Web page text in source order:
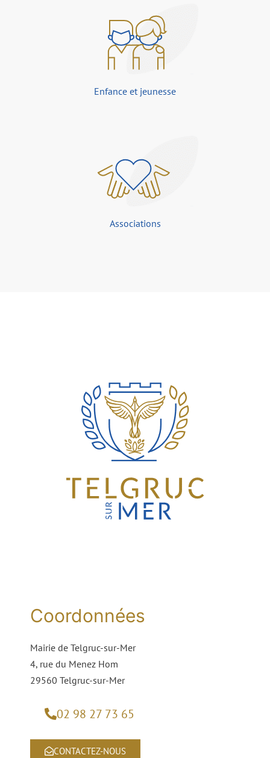
Enfance et jeunesse
Associations
Coordonnées
Mairie de Telgruc-sur-Mer
4, rue du Menez Hom
29560 Telgruc-sur-Mer
02 98 27 73 65
CONTACTEZ-NOUS